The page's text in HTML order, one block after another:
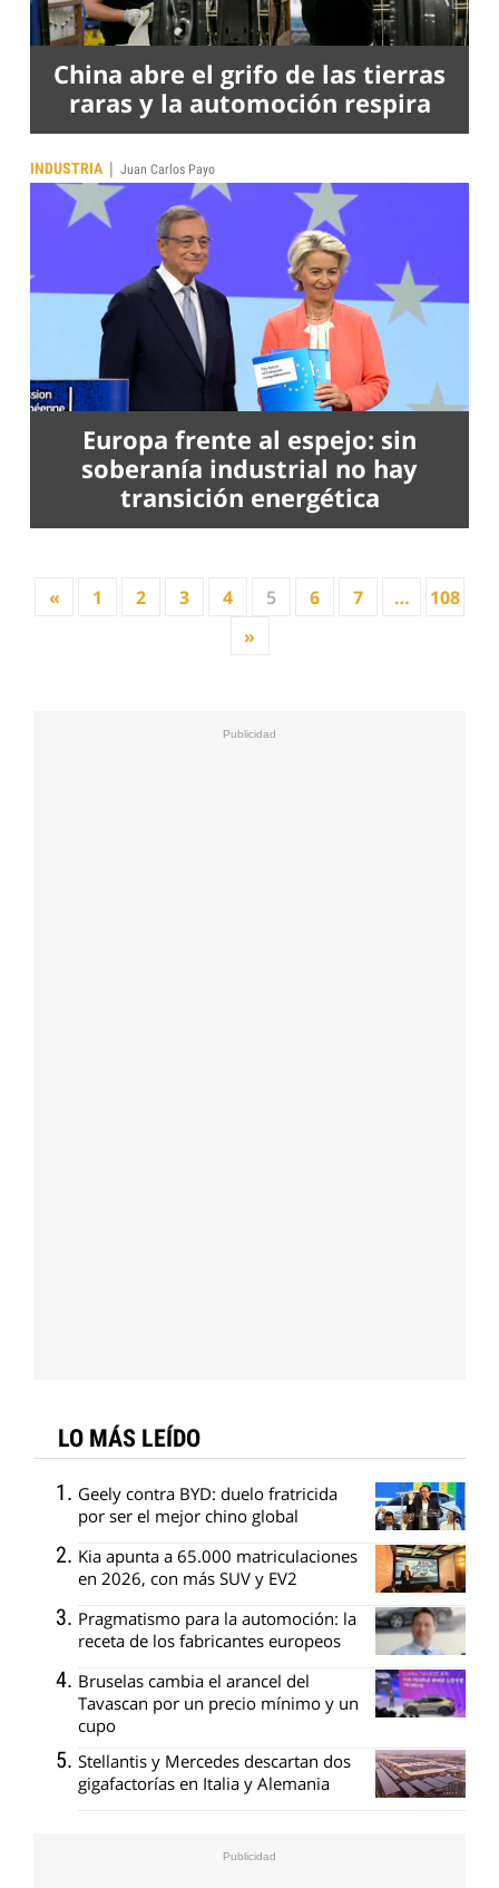
China abre el grifo de las tierras
raras y la automoción respira
INDUSTRIA | Juan Carlos Payo
Europa frente al espejo: sin
soberanía industrial no hay
transición energética
« 1 2 3 4 5 6 7 …
108
»
LO MÁS LEÍDO
Geely contra BYD: duelo fratricida
por ser el mejor chino global
Kia apunta a 65.000 matriculaciones
en 2026, con más SUV y EV2
Pragmatismo para la automoción: la
receta de los fabricantes europeos
Bruselas cambia el arancel del
Tavascan por un precio mínimo y un
cupo
Stellantis y Mercedes descartan dos
gigafactorías en Italia y Alemania